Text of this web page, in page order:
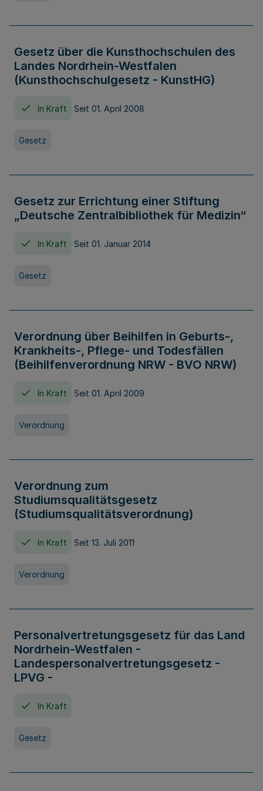
Gesetz über die Kunsthochschulen des
Landes Nordrhein-Westfalen
(Kunsthochschulgesetz - KunstHG)
In Kraft Seit 01. April 2008
Gesetz
Gesetz zur Errichtung einer Stiftung
„Deutsche Zentralbibliothek für Medizin“
In Kraft Seit 01. Januar 2014
Gesetz
Verordnung über Beihilfen in Geburts-,
Krankheits-, Pflege- und Todesfällen
(Beihilfenverordnung NRW - BVO NRW)
In Kraft Seit 01. April 2009
Verordnung
Verordnung zum
Studiumsqualitätsgesetz
(Studiumsqualitätsverordnung)
In Kraft Seit 13. Juli 2011
Verordnung
Personalvertretungsgesetz für das Land
Nordrhein-Westfalen -
Landespersonalvertretungsgesetz -
LPVG -
In Kraft
Gesetz